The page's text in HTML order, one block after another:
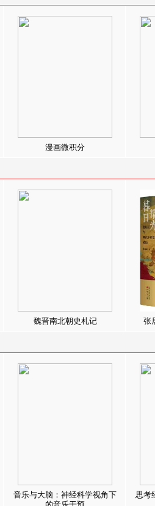
漫画微积分
魏晋南北朝史札记 张
音乐与大脑：神经科学视角下
思考